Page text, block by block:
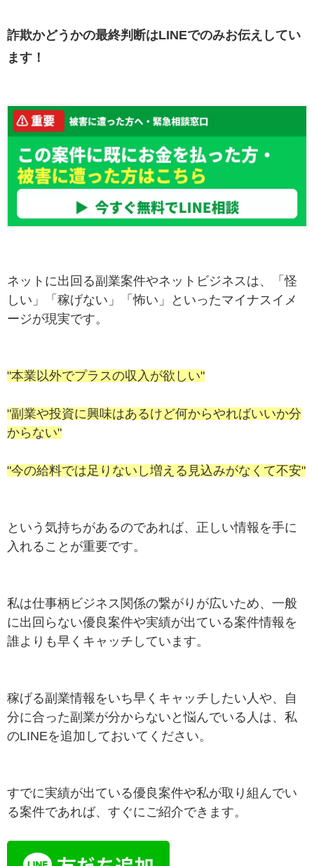
詐欺かどうかの最終判断はLINEでのみお伝えしてい
ます！
ネットに出回る副業案件やネットビジネスは、「怪
しい」「稼げない」「怖い」といったマイナスイメ
ージが現実です。
"本業以外でプラスの収入が欲しい"
"副業や投資に興味はあるけど何からやればいいか分
からない"
"今の給料では足りないし増える見込みがなくて不安"
という気持ちがあるのであれば、正しい情報を手に
入れることが重要です。
私は仕事柄ビジネス関係の繋がりが広いため、一般
に出回らない優良案件や実績が出ている案件情報を
誰よりも早くキャッチしています。
稼げる副業情報をいち早くキャッチしたい人や、自
分に合った副業が分からないと悩んでいる人は、私
のLINEを追加しておいてください。
すでに実績が出ている優良案件や私が取り組んでい
る案件であれば、すぐにご紹介できます。